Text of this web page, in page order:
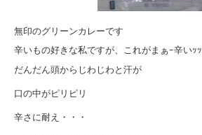
無印のグリーンカレーです
辛いもの好きな私ですが、これがまぁｰ辛いｯｯ
だんだん頭からじわじわと汗が
口の中がピリピリ
辛さに耐え・・・